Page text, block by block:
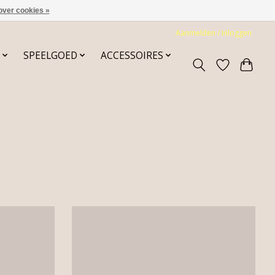
Aanmelden / Inloggen
SPEELGOED
ACCESSOIRES
cookies »